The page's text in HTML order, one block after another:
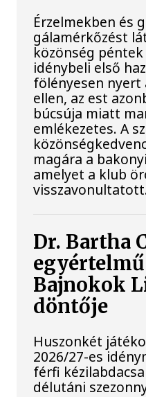
Érzelmekben és
gálamérkőzést
közönség
idénybeli első
fölényesen nyert
ellen, az est
búcsúja miatt
emlékezetes. A
magára a
amelyet a klub
Dr. Bartha
Bajnokok
döntője
Huszonkét
2026/27-es
férfi
délutáni